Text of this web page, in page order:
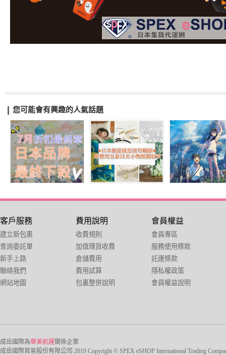
您可能會有興趣的人氣話題
客戶服務
建立新包裹
查詢委託單
新手上路
聯絡我們
網站地圖
費用說明
收費規則
加值理貨收費
倉儲費用
費用試算
包裏整併說明
會員權益
會員專區
服務使用條款
託運條款
隱私權政策
會員權益說明
成岳國際為華美航運關係企業
成岳國際貿易股份有限公司 2019 Copyright © SPEX eSHOP International Trading